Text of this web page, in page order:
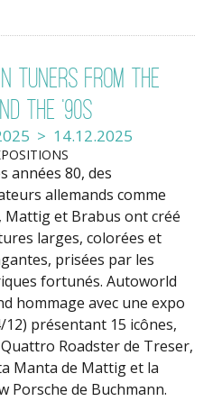
Tuners from the
the ’90s
> 14.12.2025
années 80, des
allemands comme
Mattig et Brabus ont créé
larges, colorées et
prisées par les
fortunés. Autoworld
hommage avec une expo
12) présentant 15 icônes,
Roadster de Treser,
Manta de Mattig et la
Porsche de Buchmann.